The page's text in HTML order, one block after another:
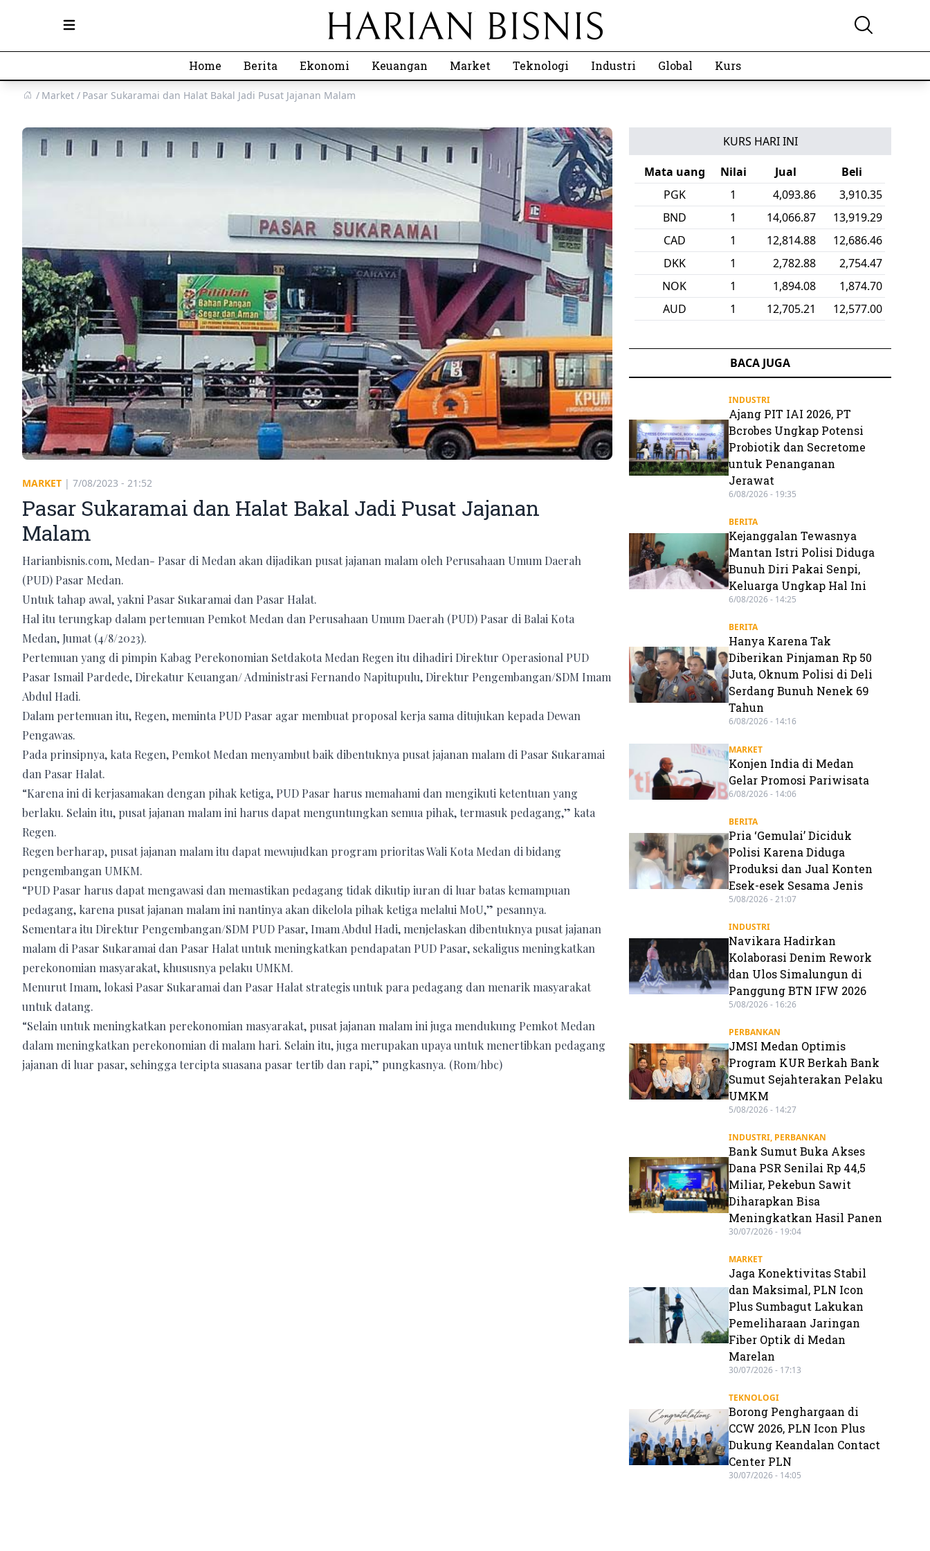
Open main menu
Home Berita Ekonomi Keuangan Market Teknologi Industri Global Kurs
Market Pasar Sukaramai dan Halat Bakal Jadi Pusat Jajanan Malam
MARKET | 7/08/2023 - 21:52
Pasar Sukaramai dan Halat Bakal Jadi Pusat Jajanan
Malam
Harianbisnis.com, Medan- Pasar di Medan akan dijadikan pusat jajanan malam oleh Perusahaan Umum Daerah
(PUD) Pasar Medan.
Untuk tahap awal, yakni Pasar Sukaramai dan Pasar Halat.
Hal itu terungkap dalam pertemuan Pemkot Medan dan Perusahaan Umum Daerah (PUD) Pasar di Balai Kota
Medan, Jumat (4/8/2023).
Pertemuan yang di pimpin Kabag Perekonomian Setdakota Medan Regen itu dihadiri Direktur Operasional PUD
Pasar Ismail Pardede, Direkatur Keuangan/ Administrasi Fernando Napitupulu, Direktur Pengembangan/SDM Imam
Abdul Hadi.
Dalam pertemuan itu, Regen, meminta PUD Pasar agar membuat proposal kerja sama ditujukan kepada Dewan
Pengawas.
Pada prinsipnya, kata Regen, Pemkot Medan menyambut baik dibentuknya pusat jajanan malam di Pasar Sukaramai
dan Pasar Halat.
“Karena ini di kerjasamakan dengan pihak ketiga, PUD Pasar harus memahami dan mengikuti ketentuan yang
berlaku. Selain itu, pusat jajanan malam ini harus dapat menguntungkan semua pihak, termasuk pedagang,” kata
Regen.
Regen berharap, pusat jajanan malam itu dapat mewujudkan program prioritas Wali Kota Medan di bidang
pengembangan UMKM.
“PUD Pasar harus dapat mengawasi dan memastikan pedagang tidak dikutip iuran di luar batas kemampuan
pedagang, karena pusat jajanan malam ini nantinya akan dikelola pihak ketiga melalui MoU,” pesannya.
Sementara itu Direktur Pengembangan/SDM PUD Pasar, Imam Abdul Hadi, menjelaskan dibentuknya pusat jajanan
malam di Pasar Sukaramai dan Pasar Halat untuk meningkatkan pendapatan PUD Pasar, sekaligus meningkatkan
perekonomian masyarakat, khususnya pelaku UMKM.
Menurut Imam, lokasi Pasar Sukaramai dan Pasar Halat strategis untuk para pedagang dan menarik masyarakat
untuk datang.
“Selain untuk meningkatkan perekonomian masyarakat, pusat jajanan malam ini juga mendukung Pemkot Medan
dalam meningkatkan perekonomian di malam hari. Selain itu, juga merupakan upaya untuk menertibkan pedagang
jajanan di luar pasar, sehingga tercipta suasana pasar tertib dan rapi,” pungkasnya. (Rom/hbc)
KURS HARI INI
Mata uang
Nilai Jual
Beli
DKK
1 2,782.88
2,754.47
BND
1 14,066.87
13,919.29
AUD
1 12,705.21
12,577.00
PHP
1 296.86
293.62
NZD
1 10,581.67
10,474.59
VND
1 0.69 0.68
BACA JUGA
INDUSTRI
Ajang PIT IAI 2026, PT
Bcrobes Ungkap Potensi
Probiotik dan Secretome
untuk Penanganan
Jerawat
6/08/2026 - 19:35
BERITA
Kejanggalan Tewasnya
Mantan Istri Polisi Diduga
Bunuh Diri Pakai Senpi,
Keluarga Ungkap Hal Ini
6/08/2026 - 14:25
BERITA
Hanya Karena Tak
Diberikan Pinjaman Rp 50
Juta, Oknum Polisi di Deli
Serdang Bunuh Nenek 69
Tahun
6/08/2026 - 14:16
MARKET
Konjen India di Medan
Gelar Promosi Pariwisata
6/08/2026 - 14:06
BERITA
Pria ‘Gemulai’ Diciduk
Polisi Karena Diduga
Produksi dan Jual Konten
Esek-esek Sesama Jenis
5/08/2026 - 21:07
INDUSTRI
Navikara Hadirkan
Kolaborasi Denim Rework
dan Ulos Simalungun di
Panggung BTN IFW 2026
5/08/2026 - 16:26
PERBANKAN
JMSI Medan Optimis
Program KUR Berkah Bank
Sumut Sejahterakan Pelaku
UMKM
5/08/2026 - 14:27
INDUSTRI, PERBANKAN
Bank Sumut Buka Akses
Dana PSR Senilai Rp 44,5
Miliar, Pekebun Sawit
Diharapkan Bisa
Meningkatkan Hasil Panen
30/07/2026 - 19:04
MARKET
Jaga Konektivitas Stabil
dan Maksimal, PLN Icon
Plus Sumbagut Lakukan
Pemeliharaan Jaringan
Fiber Optik di Medan
Marelan
30/07/2026 - 17:13
TEKNOLOGI
Borong Penghargaan di
CCW 2026, PLN Icon Plus
Dukung Keandalan Contact
Center PLN
30/07/2026 - 14:05